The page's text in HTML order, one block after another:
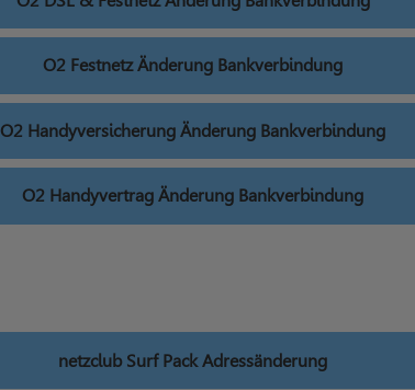
O2 Festnetz Änderung Bankverbindung
O2 Handyversicherung Änderung Bankverbindung
O2 Handyvertrag Änderung Bankverbindung
netzclub Surf Pack Adressänderung